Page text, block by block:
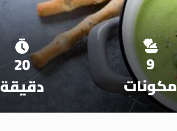
9
مكونات
20
دقيقة